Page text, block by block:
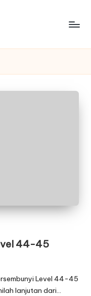
44-45
Level 44-45
lanjutan dari…